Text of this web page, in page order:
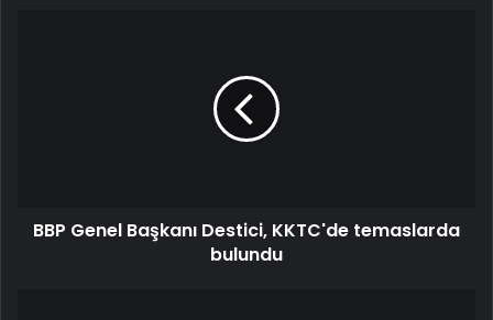
BBP Genel Başkanı Destici, KKTC'de temaslarda
bulundu